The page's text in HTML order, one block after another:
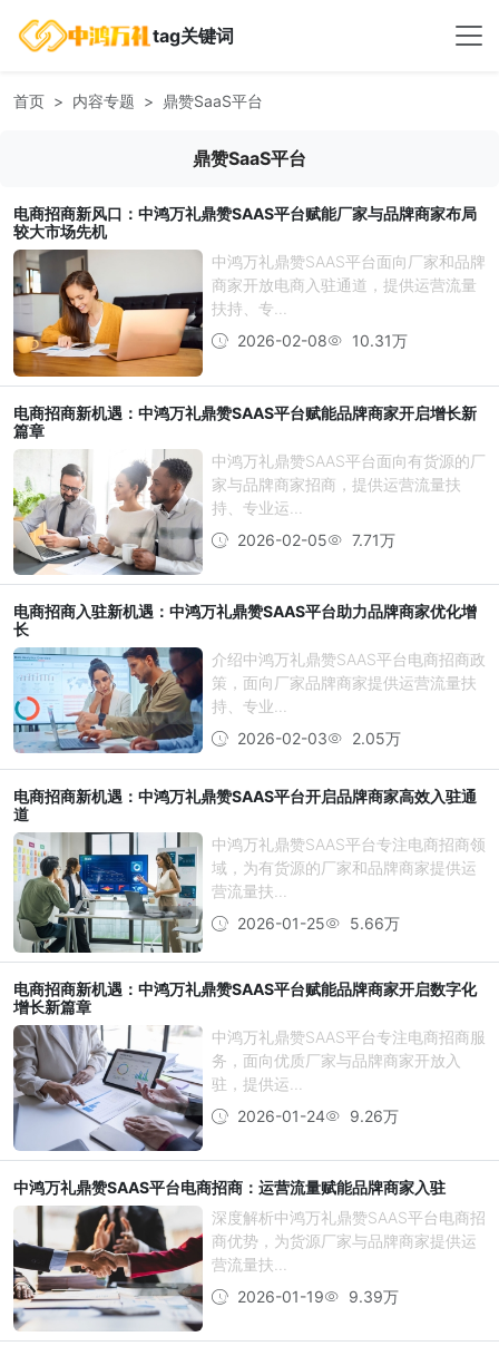
tag关键词
首页 内容专题 鼎赞SaaS平台
鼎赞SaaS平台
电商招商新风口：中鸿万礼鼎赞SAAS平台赋能厂家与品牌商家布局
较大市场先机
中鸿万礼鼎赞SAAS平台面向厂家和品牌
商家开放电商入驻通道，提供运营流量
扶持、专...
2026-02-08
10.31万
电商招商新机遇：中鸿万礼鼎赞SAAS平台赋能品牌商家开启增长新
篇章
中鸿万礼鼎赞SAAS平台面向有货源的厂
家与品牌商家招商，提供运营流量扶
持、专业运...
2026-02-05
7.71万
电商招商入驻新机遇：中鸿万礼鼎赞SAAS平台助力品牌商家优化增
长
介绍中鸿万礼鼎赞SAAS平台电商招商政
策，面向厂家品牌商家提供运营流量扶
持、专业...
2026-02-03
2.05万
电商招商新机遇：中鸿万礼鼎赞SAAS平台开启品牌商家高效入驻通
道
中鸿万礼鼎赞SAAS平台专注电商招商领
域，为有货源的厂家和品牌商家提供运
营流量扶...
2026-01-25
5.66万
电商招商新机遇：中鸿万礼鼎赞SAAS平台赋能品牌商家开启数字化
增长新篇章
中鸿万礼鼎赞SAAS平台专注电商招商服
务，面向优质厂家与品牌商家开放入
驻，提供运...
2026-01-24
9.26万
中鸿万礼鼎赞SAAS平台电商招商：运营流量赋能品牌商家入驻
深度解析中鸿万礼鼎赞SAAS平台电商招
商优势，为货源厂家与品牌商家提供运
营流量扶...
2026-01-19
9.39万